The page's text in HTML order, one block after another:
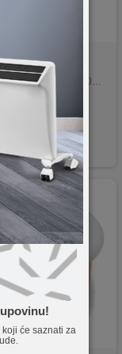
će saznati za
3211-RKP/100x50
kutija podžbuk 100x50, IP30
100x50x100